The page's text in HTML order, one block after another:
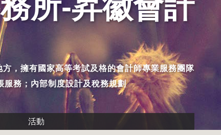
所-昇徽會計
擁有國家高等考試及格的會計師專業服務團隊
服務；內部制度設計及稅務規劃
活動